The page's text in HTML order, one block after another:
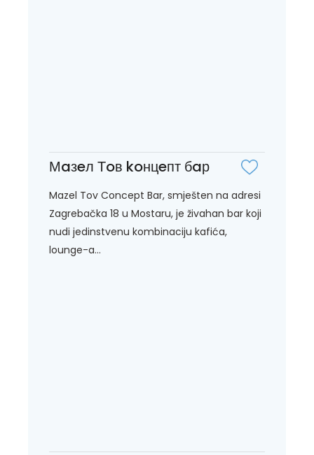
Мaзeл Тoв koнцeпт бaр
Mazel Tov Concept Bar, smješten na adresi
Zagrebačka 18 u Mostaru, je živahan bar koji
nudi jedinstvenu kombinaciju kafića,
lounge-a...